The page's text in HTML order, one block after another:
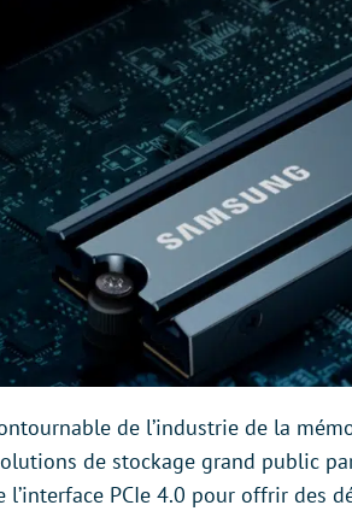
de l’industrie de la
de stockage grand public
l’interface PCIe 4.0 pour offrir des